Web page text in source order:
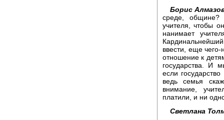
Борис
среде, общине?
учителя, чтобы
нанимает
ввести, еще чего-
отношение к
государства. И
если
ведь семья
внимание,
платили, и ни
Светлана